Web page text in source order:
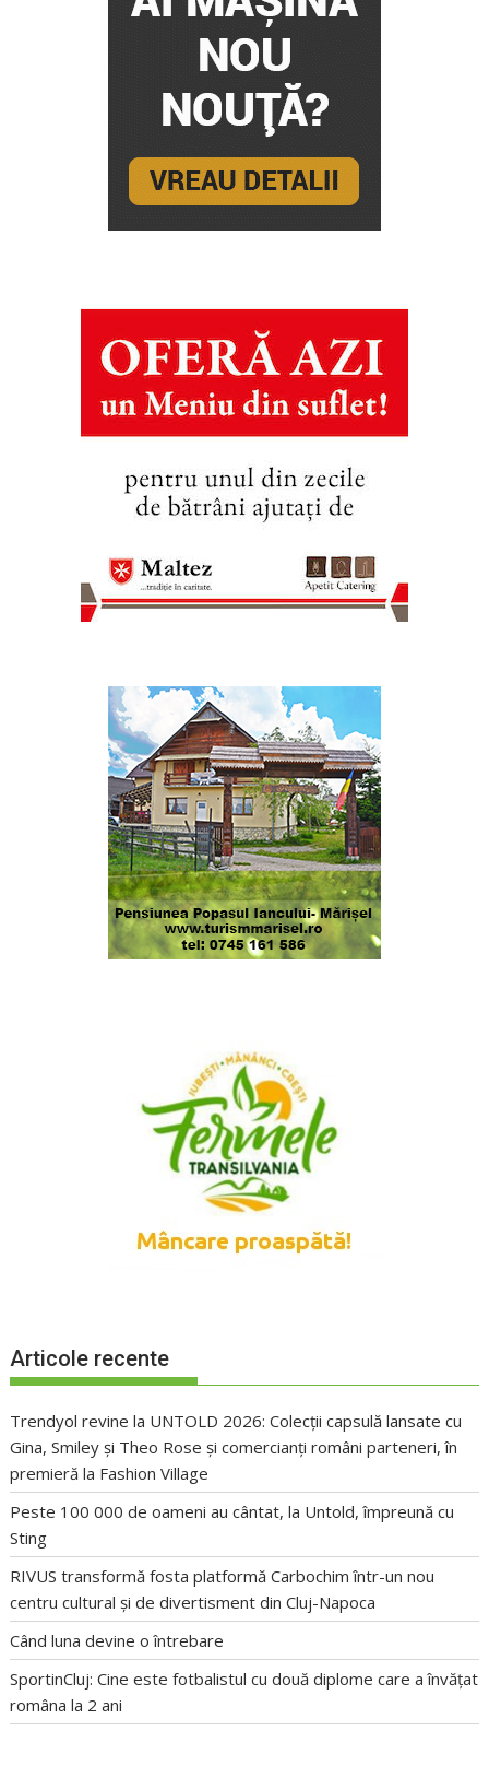
Articole recente
Trendyol revine la UNTOLD 2026: Colecții capsulă lansate cu
Gina, Smiley și Theo Rose și comercianți români parteneri, în
premieră la Fashion Village
Peste 100 000 de oameni au cântat, la Untold, împreună cu
Sting
RIVUS transformă fosta platformă Carbochim într-un nou
centru cultural și de divertisment din Cluj-Napoca
Când luna devine o întrebare
SportinCluj: Cine este fotbalistul cu două diplome care a învățat
româna la 2 ani